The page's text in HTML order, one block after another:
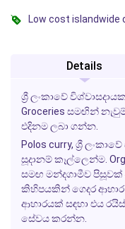
Low cost islandwide
Details
ශ්‍රී ලංකාවේ
Groceries සමඟින්
එදිනම ලබා ගන්න.
Polos curry, ශ්‍රී
සූදානම් කෑල්ලෙන්ම.
සමඟ මන්දගාමීව
කිහිපයකින් ගෙදර ආහාර
ආහාරයක් සඳහා එය
සේවය කරන්න.